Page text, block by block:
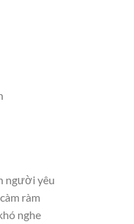
người yêu
ràm
nghe